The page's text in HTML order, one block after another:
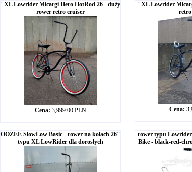
` XL Lowrider Micargi Hero HotRod 26 - duży
rower retro cruiser
Cena: 3,999.00 PLN
` XL Lowrider
Cena:
OOZEE SlowLow Basic - rower na kołach 26"
typu XL LowRider dla dorosłych
rower typu
Bike - black-red-